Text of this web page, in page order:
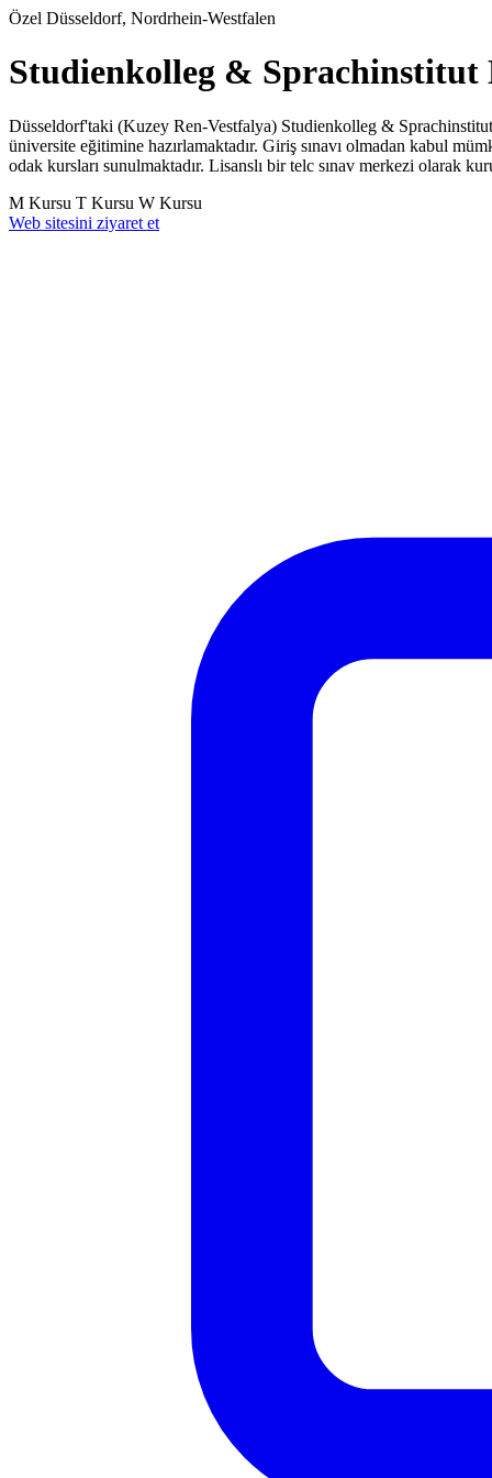
Özel Düsseldorf, Nordrhein-Westfalen
Studienkolleg & Sprachinstitut
Düsseldorf'taki (Kuzey Ren-Vestfalya) Studienkolleg &
üniversite eğitimine hazırlamaktadır. Giriş sınavı olmadan kabul
odak kursları sunulmaktadır. Lisanslı bir telc sınav merkezi olarak
M Kursu T Kursu W Kursu
Web sitesini ziyaret et